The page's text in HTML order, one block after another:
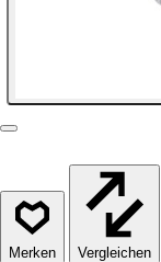
Vergleichen